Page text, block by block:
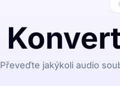
Převeďte jakýkoli audio